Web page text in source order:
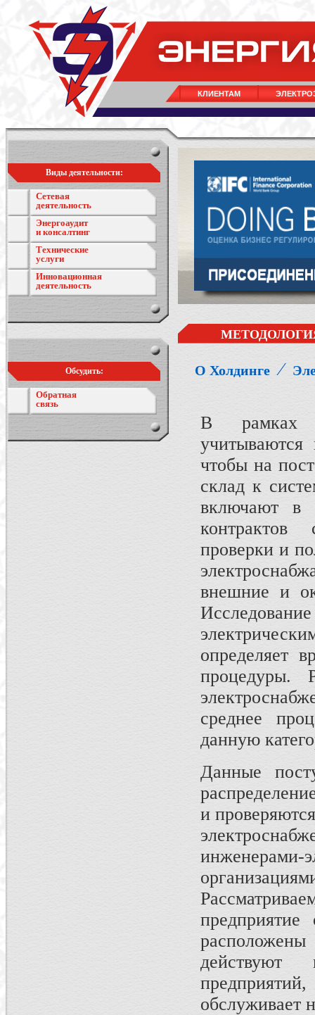
КЛИЕНТАМ
Виды деятельности:
Сетевая
деятельность
Энергоаудит
и консалтинг
Технические
услуги
Инновационная
деятельность
Обсудить:
Обратная
связь
О Холдинге ⁄
В рамках
учитываются
чтобы на
склад к
включают в
контрактов
проверки и
внешние и
определяет
процедуры.
среднее
данную
Данные
и
действуют
обслуживает